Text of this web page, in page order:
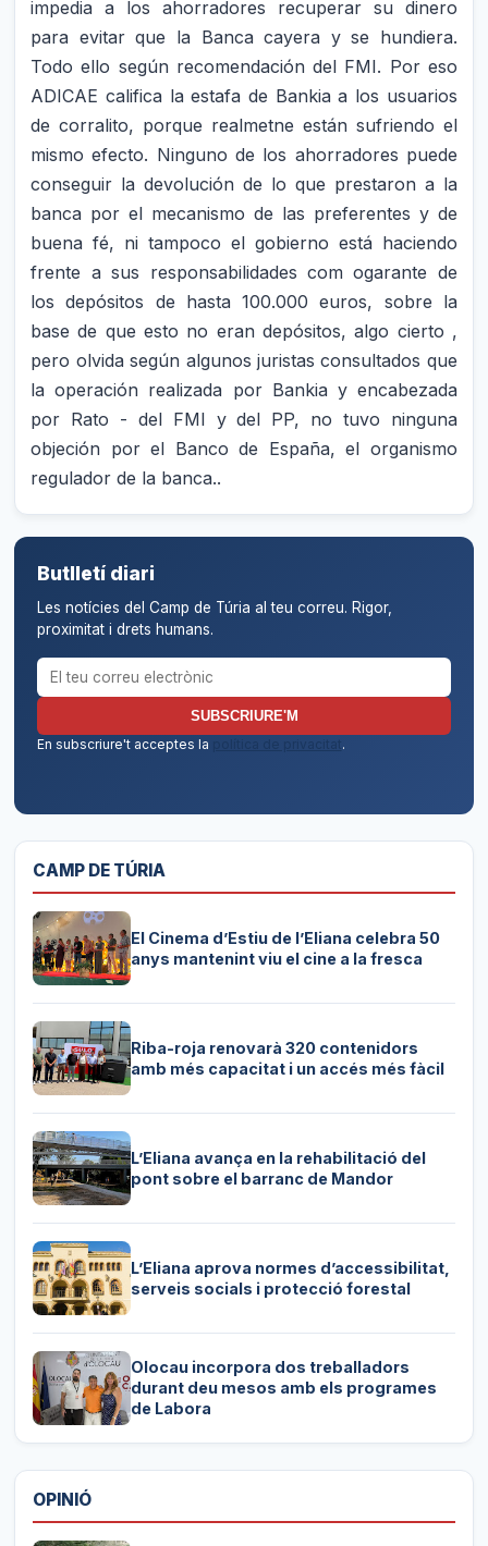
impedia a los ahorradores recuperar su dinero
para evitar que la Banca cayera y se hundiera.
Todo ello según recomendación del FMI. Por eso
ADICAE califica la estafa de Bankia a los usuarios
de corralito, porque realmetne están sufriendo el
mismo efecto. Ninguno de los ahorradores puede
conseguir la devolución de lo que prestaron a la
banca por el mecanismo de las preferentes y de
buena fé, ni tampoco el gobierno está haciendo
frente a sus responsabilidades com ogarante de
los depósitos de hasta 100.000 euros, sobre la
base de que esto no eran depósitos, algo cierto ,
pero olvida según algunos juristas consultados que
la operación realizada por Bankia y encabezada
por Rato - del FMI y del PP, no tuvo ninguna
objeción por el Banco de España, el organismo
regulador de la banca..
Butlletí diari
Les notícies del Camp de Túria al teu correu. Rigor,
proximitat i drets humans.
Correu electrònic per al butlletí
SUBSCRIURE'M
En subscriure't acceptes la
política de privacitat.
CAMP DE TÚRIA
El Cinema d’Estiu de l’Eliana celebra 50
anys mantenint viu el cine a la fresca
Riba-roja renovarà 320 contenidors
amb més capacitat i un accés més fàcil
L’Eliana avança en la rehabilitació del
pont sobre el barranc de Mandor
L’Eliana aprova normes d’accessibilitat,
serveis socials i protecció forestal
Olocau incorpora dos treballadors
durant deu mesos amb els programes
de Labora
OPINIÓ